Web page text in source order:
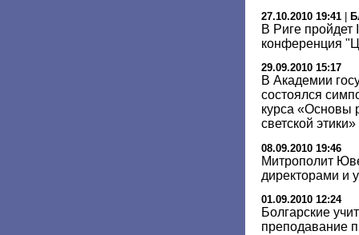
27.10.2010 19:41
В Риге
конференция
29.09.2010 15:17
В Академии
состоялся
курса «Основы
светской этики»
08.09.2010 19:46
Митрополит
директорами и
01.09.2010 12:24
Болгарские
преподавание